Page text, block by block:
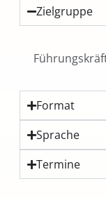
Zielgruppe
Format
Sprache
Termine